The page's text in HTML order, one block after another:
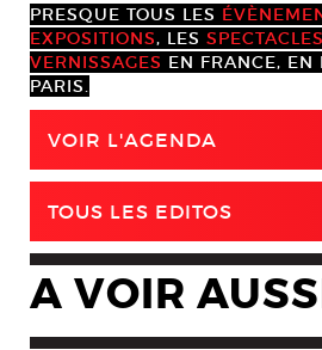
PRESQUE TOUS LES
EXPOSITIONS, LES SPECTACLES
VERNISSAGES EN FRANCE, EN
PARIS.
VOIR L'AGENDA
TOUS LES EDITOS
A VOIR